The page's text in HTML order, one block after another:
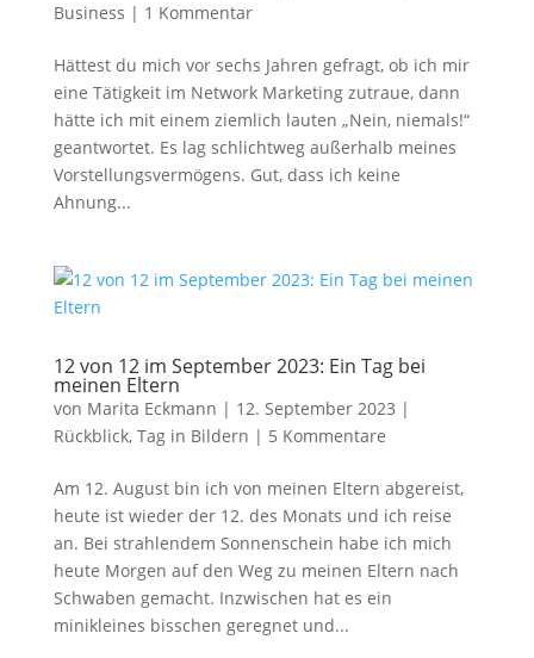
Business | 1 Kommentar
Hättest du mich vor sechs Jahren gefragt, ob ich mir
eine Tätigkeit im Network Marketing zutraue, dann
hätte ich mit einem ziemlich lauten „Nein, niemals!“
geantwortet. Es lag schlichtweg außerhalb meines
Vorstellungsvermögens. Gut, dass ich keine
Ahnung...
12 von 12 im September 2023: Ein Tag bei
meinen Eltern
von Marita Eckmann | 12. September 2023 |
Rückblick, Tag in Bildern | 5 Kommentare
Am 12. August bin ich von meinen Eltern abgereist,
heute ist wieder der 12. des Monats und ich reise
an. Bei strahlendem Sonnenschein habe ich mich
heute Morgen auf den Weg zu meinen Eltern nach
Schwaben gemacht. Inzwischen hat es ein
minikleines bisschen geregnet und...